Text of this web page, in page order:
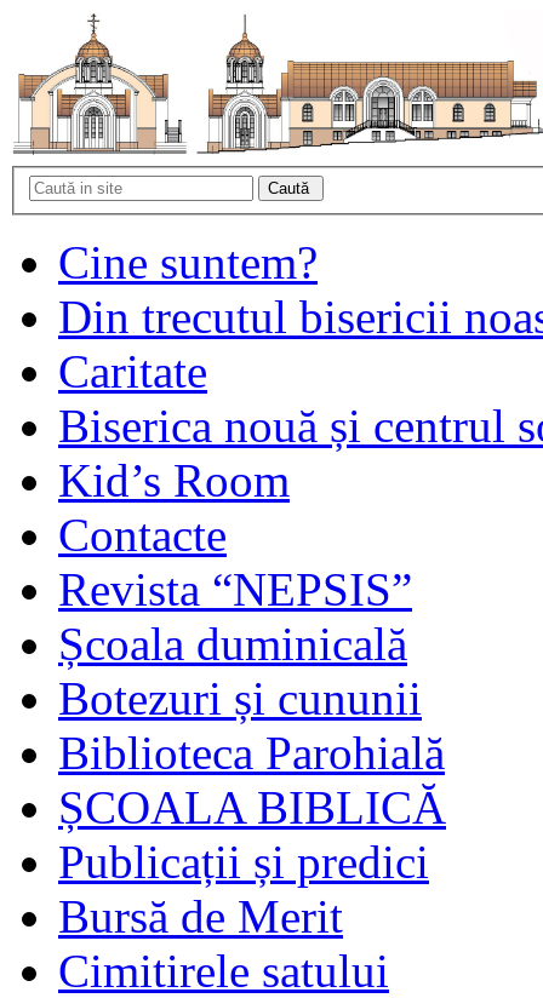
Cine suntem?
Din trecutul bisericii
Caritate
Biserica nouă și centrul
Kid’s Room
Contacte
Revista “NEPSIS”
Școala duminicală
Botezuri și cununii
Biblioteca Parohială
ȘCOALA BIBLICĂ
Publicații și predici
Bursă de Merit
Cimitirele satului